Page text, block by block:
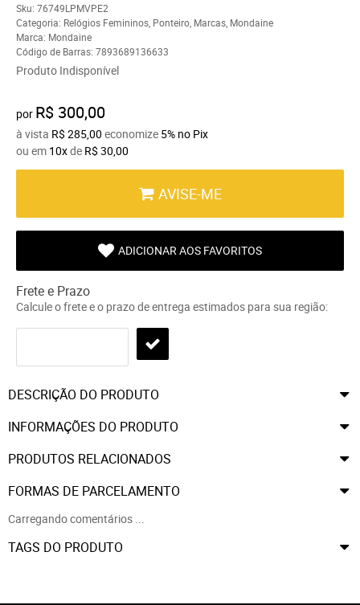
Sku: 76749LPMVPE2
Categoria: Relógios Femininos Ponteiro Marcas Mondaine
Marca: Mondaine
Código de Barras: 7893689136633
Produto Indisponível
por R$ 300,00
à vista R$ 285,00 economize 5% no Pix
ou em 10xde R$ 30,00
AVISE-ME
ADICIONAR AOS FAVORITOS
Frete e Prazo
Calcule o frete e o prazo de entrega estimados para sua região:
DESCRIÇÃO DO PRODUTO
INFORMAÇÕES DO PRODUTO
PRODUTOS RELACIONADOS
FORMAS DE PARCELAMENTO
Carregando comentários ...
TAGS DO PRODUTO